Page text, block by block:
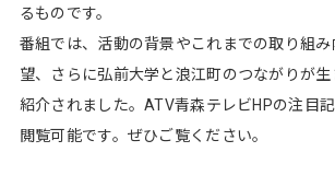
るものです。
番組では、活動の背景やこれまでの取り組
望、さらに弘前大学と浪江町のつながりが
紹介されました。ATV青森テレビHPの注目
閲覧可能です。ぜひご覧ください。